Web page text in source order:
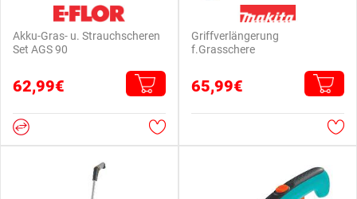
Akku-Gras- u. Strauchscheren
Set AGS 90
62,99€
Griffverlängerung
f.Grasschere
65,99€